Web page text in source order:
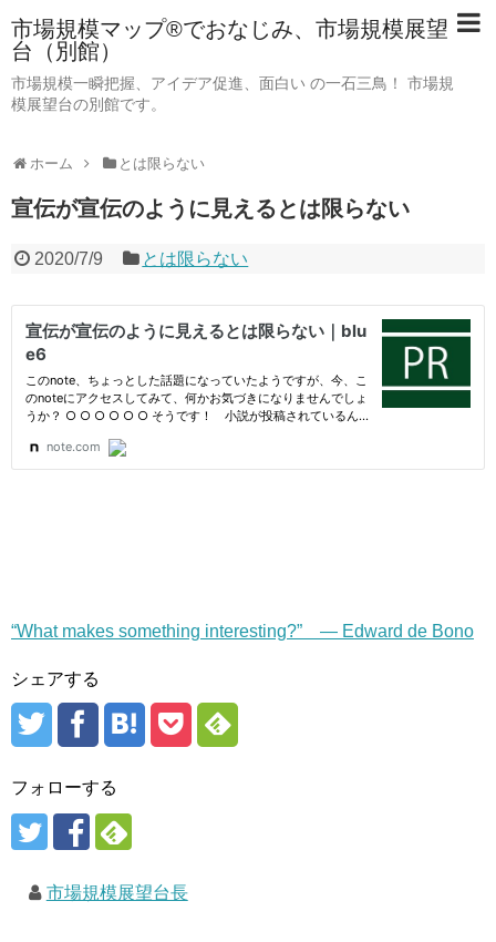
市場規模マップ®でおなじみ、市場規模展望
台（別館）
市場規模一瞬把握、アイデア促進、面白い の一石三鳥！ 市場規
模展望台の別館です。
ホーム とは限らない
宣伝が宣伝のように見えるとは限らない
2020/7/9 とは限らない
“What makes something interesting?” — Edward de Bono
シェアする
フォローする
市場規模展望台長